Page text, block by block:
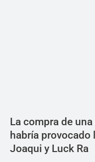
La compra de
habría provocado
Joaqui y Luck Ra